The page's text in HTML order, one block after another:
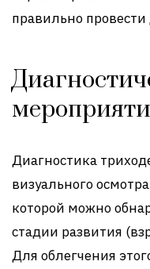
правильно провести
Диагностика
визуального
которой можно
стадии развития
Для облегчения